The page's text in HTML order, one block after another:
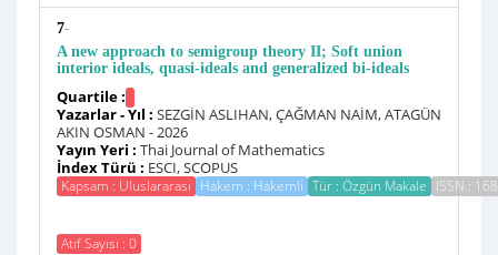
7-
A new approach to semigroup theory II; Soft union
interior ideals, quasi-ideals and generalized bi-ideals
Quartile :
Yazarlar - Yıl : SEZGİN ASLIHAN, ÇAĞMAN NAİM, ATAGÜN
AKIN OSMAN - 2026
Yayın Yeri : Thai Journal of Mathematics
İndex Türü : ESCI, SCOPUS
Kapsam : Uluslararası Hakem : Hakemli Tür : Özgün Makale ISSN :
Atıf Sayısı : 0